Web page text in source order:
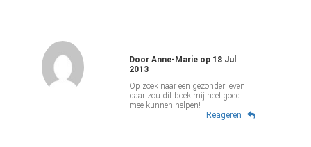
DoorAnne-Marieop 18 Jul
2013
Op zoek naar een gezonder leven
daar zou dit boek mij heel goed
mee kunnen helpen!
Reageren